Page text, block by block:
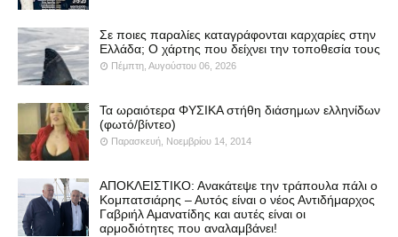
Σε ποιες παραλίες καταγράφονται καρχαρίες στην
Ελλάδα; Ο χάρτης που δείχνει την τοποθεσία τους
Πέμπτη, Αυγούστου 06, 2026
Τα ωραιότερα ΦΥΣΙΚΑ στήθη διάσημων ελληνίδων
(φωτό/βίντεο)
Παρασκευή, Νοεμβρίου 14, 2014
ΑΠΟΚΛΕΙΣΤΙΚΟ: Ανακάτεψε την τράπουλα πάλι ο
Κομπατσιάρης – Αυτός είναι ο νέος Αντιδήμαρχος
Γαβριήλ Αμανατίδης και αυτές είναι οι
αρμοδιότητες που αναλαμβάνει!